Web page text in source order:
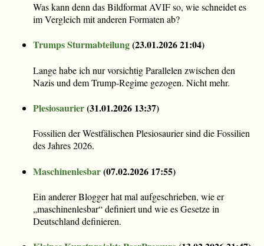
Was kann denn das Bildformat AVIF so, wie schneidet es
im Vergleich mit anderen Formaten ab?
Trumps Sturmabteilung(23.01.2026 21:04)
Lange habe ich nur vorsichtig Parallelen zwischen den
Nazis und dem Trump-Regime gezogen. Nicht mehr.
Plesiosaurier(31.01.2026 13:37)
Fossilien der Westfälischen Plesiosaurier sind die Fossilien
des Jahres 2026.
Maschinenlesbar(07.02.2026 17:55)
Ein anderer Blogger hat mal aufgeschrieben, wie er
„maschinenlesbar“ definiert und wie es Gesetze in
Deutschland definieren.